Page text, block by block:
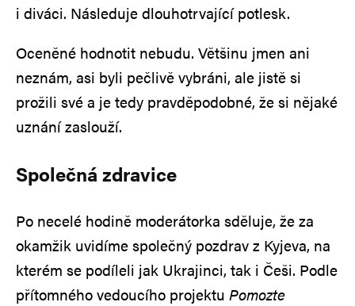
i diváci. Následuje dlouhotrvající potlesk.
Oceněné hodnotit nebudu. Většinu jmen ani
neznám, asi byli pečlivě vybráni, ale jistě si
prožili své a je tedy pravděpodobné, že si nějaké
uznání zaslouží.
Společná zdravice
Po necelé hodině moderátorka sděluje, že za
okamžik uvidíme společný pozdrav z Kyjeva, na
kterém se podíleli jak Ukrajinci, tak i Češi. Podle
přítomného vedoucího projektu Pomozte